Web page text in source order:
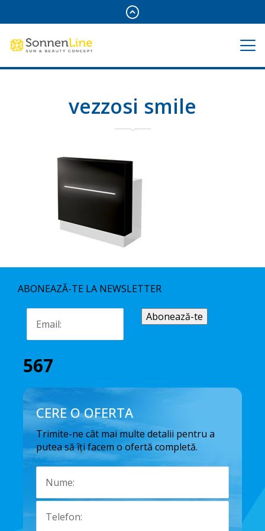
vezzosi smile
ABONEAZĂ-TE LA NEWSLETTER
567
CERE O OFERTA
Trimite-ne cât mai multe detalii pentru a
putea să îți facem o ofertă completă.